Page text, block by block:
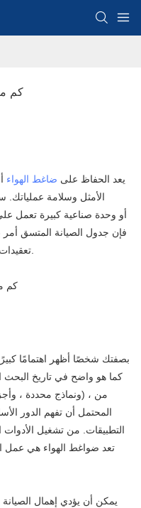
كم
يعد الحفاظ على ضاغط الهواء
الأمثل وسلامة
فإن جدول الصيانة المتسق أمر
تعقيدات تردد صيانة ضاغط الهواء ، مما يوفر رؤى.
بصفتك شخصًا أظهر اهتمامًا
المحتمل أن تفهم الدور
التطبيقات. من تشغيل الأدوات
يمكن أن يؤدي إهمال